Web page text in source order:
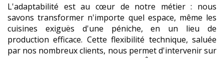
L'adaptabilité est au cœur de notre métier : nous
savons transformer n'importe quel espace, même les
cuisines exiguës d'une péniche, en un lieu de
production efficace. Cette flexibilité technique, saluée
par nos nombreux clients, nous permet d'intervenir sur